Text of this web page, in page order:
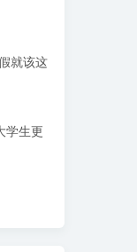
就该这
学生更